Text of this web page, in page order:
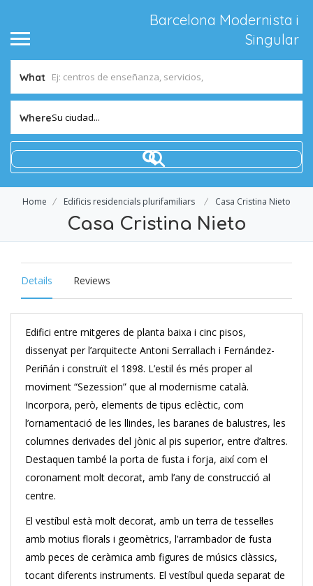
Barcelona Modernista i
Singular
What
WhereSu ciudad...
Home Edificis residencials plurifamiliars Casa Cristina Nieto
Casa Cristina Nieto
Details Reviews
Edifici entre mitgeres de planta baixa i cinc pisos,
dissenyat per l’arquitecte Antoni Serrallach i Fernández-
Periñán i construït el 1898. L’estil és més proper al
moviment “Sezession” que al modernisme català.
Incorpora, però, elements de tipus eclèctic, com
l’ornamentació de les llindes, les baranes de balustres, les
columnes derivades del jònic al pis superior, entre d’altres.
Destaquen també la porta de fusta i forja, així com el
coronament molt decorat, amb l’any de construcció al
centre.
El vestíbul està molt decorat, amb un terra de tessel·les
amb motius florals i geomètrics, l’arrambador de fusta
amb peces de ceràmica amb figures de músics clàssics,
tocant diferents instruments. El vestíbul queda separat de